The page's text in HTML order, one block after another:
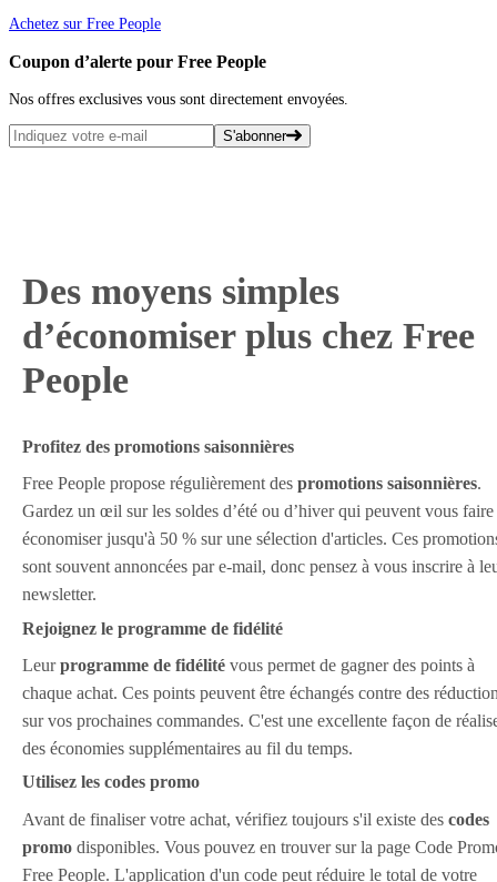
Achetez sur Free People
Coupon d’alerte pour Free People
Nos offres exclusives vous sont directement envoyées.
S'abonner
Des moyens simples
d’économiser plus chez Free
People
Profitez des promotions saisonnières
Free People propose régulièrement des promotions saisonnières.
Gardez un œil sur les soldes d’été ou d’hiver qui peuvent vous faire
économiser jusqu'à 50 % sur une sélection d'articles. Ces
sont souvent annoncées par e-mail, donc pensez à vous inscrire à
newsletter.
Rejoignez le programme de fidélité
Leurprogramme de fidélité vous permet de gagner des points à
chaque achat. Ces points peuvent être échangés contre des
sur vos prochaines commandes. C'est une excellente façon de
des économies supplémentaires au fil du temps.
Utilisez les codes promo
Avant de finaliser votre achat, vérifiez toujours s'il existe des codes
promo disponibles. Vous pouvez en trouver sur la page Code
Free People. L'application d'un code peut réduire le total de votre